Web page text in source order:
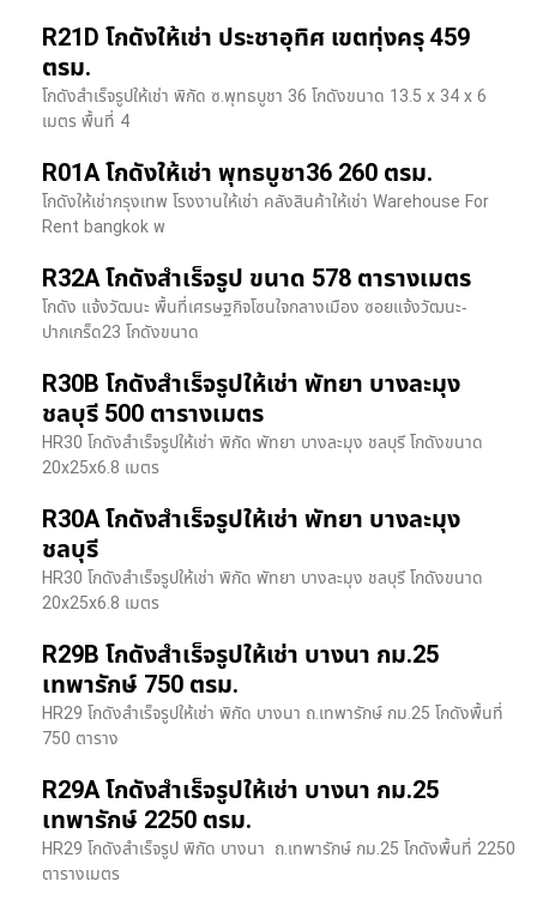
R21D โกดังให้เช่า ประชาอุทิศ เขตทุ่งครุ 459
ตรม.
โกดังสำเร็จรูปให้เช่า พิกัด ซ.พุทธบูชา 36 โกดังขนาด 13.5 x 34 x 6
เมตร พื้นที่ 4
R01A โกดังให้เช่า พุทธบูชา36 260 ตรม.
โกดังให้เช่ากรุงเทพ โรงงานให้เช่า คลังสินค้าให้เช่า Warehouse For
Rent bangkok พ
R32A โกดังสำเร็จรูป ขนาด 578 ตารางเมตร
โกดัง แจ้งวัฒนะ พื้นที่เศรษฐกิจโซนใจกลางเมือง ซอยแจ้งวัฒนะ-
ปากเกร็ด23 โกดังขนาด
R30B โกดังสำเร็จรูปให้เช่า พัทยา บางละมุง
ชลบุรี 500 ตารางเมตร
HR30 โกดังสำเร็จรูปให้เช่า พิกัด พัทยา บางละมุง ชลบุรี โกดังขนาด
20x25x6.8 เมตร
R30A โกดังสำเร็จรูปให้เช่า พัทยา บางละมุง
ชลบุรี
HR30 โกดังสำเร็จรูปให้เช่า พิกัด พัทยา บางละมุง ชลบุรี โกดังขนาด
20x25x6.8 เมตร
R29B โกดังสำเร็จรูปให้เช่า บางนา กม.25
เทพารักษ์ 750 ตรม.
HR29 โกดังสำเร็จรูปให้เช่า พิกัด บางนา​ ถ.เทพารักษ์ กม.25 โกดังพื้นที่
750 ตาราง
R29A โกดังสำเร็จรูปให้เช่า บางนา กม.25
เทพารักษ์ 2250 ตรม.
HR29 โกดังสำเร็จรูป พิกัด บางนา​ ถ.เทพารักษ์ กม.25 โกดังพื้นที่ 2250
ตารางเมตร